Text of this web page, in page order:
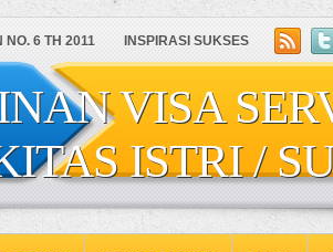
NO. 6 TH 2011 INSPIRASI SUKSES
VISA
ISTRI /